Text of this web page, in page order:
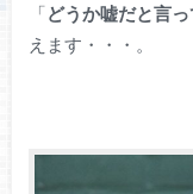
「どうか嘘だと言
えます・・・。